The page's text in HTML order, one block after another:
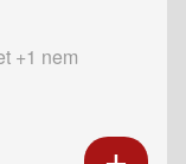
+1 nem